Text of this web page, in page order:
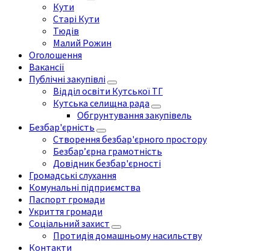
Кути
Старі Кути
Тюдів
Малий Рожин
Оголошення
Вакансії
Публічні закупівлі
Відділ освіти Кутської ТГ
Кутська селищна рада
Обгрунтування закупівель
Безбар'єрність
Створення безбар'єрного простору
Безбар’єрна грамотність
Довідник безбар'єрності
Громадські слухання
Комунальні підприємства
Паспорт громади
Укриття громади
Соціальний захист
Протидія домашньому насильству
Контакти